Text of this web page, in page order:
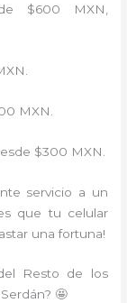
$600 MXN,
MXN.
$300 MXN.
servicio a un
que tu celular
una fortuna!
Resto de los
🤩